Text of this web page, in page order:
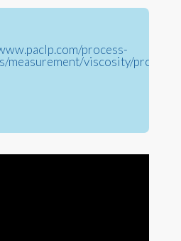
process-
measurement/viscosity/